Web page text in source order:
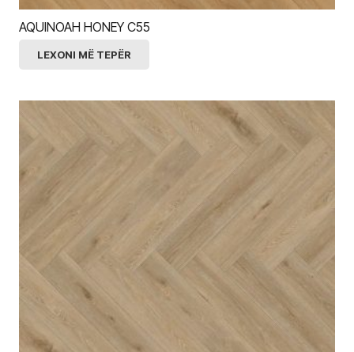
AQUINOAH HONEY C55
LEXONI MË TEPËR